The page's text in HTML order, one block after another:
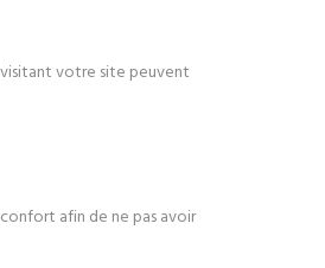
visitant votre site peuvent
afin de ne pas avoir